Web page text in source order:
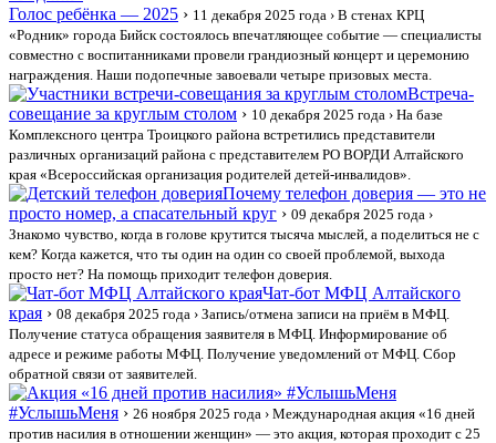
Голос ребёнка — 2025 › 11 декабря 2025 года › В стенах КРЦ
«Родник» города Бийск состоялось впечатляющее событие — специалисты
совместно с воспитанниками провели грандиозный концерт и церемонию
награждения. Наши подопечные завоевали четыре призовых места.
Встреча-
совещание за круглым столом › 10 декабря 2025 года › На базе
Комплексного центра Троицкого района встретились представители
различных организаций района с представителем РО ВОРДИ Алтайского
края «Всероссийская организация родителей детей-инвалидов».
Почему телефон доверия — это не
просто номер, а спасательный круг › 09 декабря 2025 года ›
Знакомо чувство, когда в голове крутится тысяча мыслей, а поделиться не с
кем? Когда кажется, что ты один на один со своей проблемой, выхода
просто нет? На помощь приходит телефон доверия.
Чат-бот МФЦ Алтайского
края › 08 декабря 2025 года › Запись/отмена записи на приём в МФЦ.
Получение статуса обращения заявителя в МФЦ. Информирование об
адресе и режиме работы МФЦ. Получение уведомлений от МФЦ. Сбор
обратной связи от заявителей.
#УслышьМеня › 26 ноября 2025 года › Международная акция «16 дней
против насилия в отношении женщин» — это акция, которая проходит с 25